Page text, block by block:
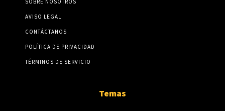
AVISO LEGAL
CONTÁCTANOS
POLÍTICA DE PRIVACIDAD
TÉRMINOS DE SERVICIO
Temas